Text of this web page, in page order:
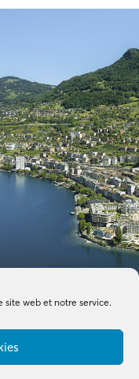
site web et notre service.